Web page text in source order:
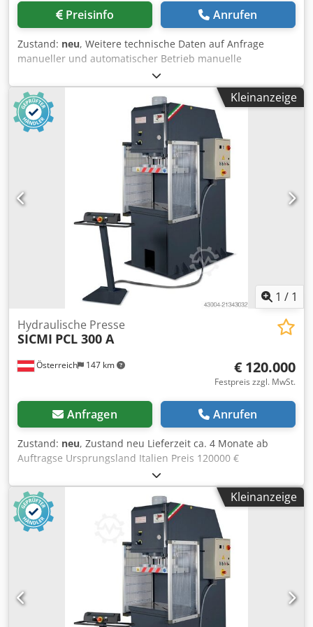
Zweihand-Bedienung Ethernet Verbindung für
Fernwartung Alarm Melder für Störungen (Leuchter & Ton)
PLC. für Externe Anschlüsse Die Presse entspricht den
Maschinenrichtlinien Hydraulische Proportional Ventile
Zweikanalig Kabelsicherung Bedienungsanleitung &
Stückliste (Deutsch) Mit seitliches Sicherheitstür (Türen
sind nach hinten verschiebbar)
Preisinfo Anrufen
Zustand: neu, Weitere technische Daten auf Anfrage
manueller und automatischer Betrieb manuelle
Hubverstellung über Nockenschalter wartungsfreie
selbstschmierende 4-fach Stößelführungen
Aufspannplatte mit T-Nuten Ausführung gemäß CE
Vorschriften Lichtschranke (Symbolfoto) Csdpfxjd Ab Igo
Aidorf Presskraft: 150 to Druck: 254 bar Tisch: 1200 x 750
mm Stösselabmessungen: 950 x 650 mm Bohrung im
Tisch: 120 mm Hub: 300 mm Einbauhöhe: 550 mm Eilgang:
100 mm/s Arbeitsgeschwindigkeit: 5,5 mm/s
Rückzugsgeschwindigkeit: 165 mm Motor: 11 kW Länge:
2.225 mm Breite: 1.600 mm Höhe: 3.650 mm Gewicht:
Kleinanzeige
1 / 1
Österreich 147 km
Hydraulische Presse
SICMI PCL 300 A
€ 120.000
Festpreis zzgl. MwSt.
Anfragen Anrufen
Zustand: neu, Zustand neu Lieferzeit ca. 4 Monate ab
Auftragse Ursprungsland Italien Preis 120000 €
Leasingrate 2268 € Presskraft 300 to Hub 500 mm Stößel
1000x500 mm Tisch 1200x800 mm Crsdpfxeynm H Ej Aidjf
Einbauhöhe 600 mm Ausladung 400 mm Eilgang 22 mm/s
Arbeitsgeschwindigkeit 2 mm/s Motor 7.5 kW Länge 2300
mm Breite 1500 mm Höhe 3100 mm Gewicht 11200 kg 4-
fach Rundführung Tisch und Stößel mit T-Nuten 2-Hand
Bedienung Siemens SPS Manometer Betriebsanleitung
Lichtschranke € auf Anfrage Siemens Steuerung zur
Programmierung des Hubes und der Preßzeit € auf
Anfrage Siemens Touchscreen-Steuerung, 50 Programme
speicherbar, zur Programmierung von: - Aufwärtshub und
Kleinanzeige